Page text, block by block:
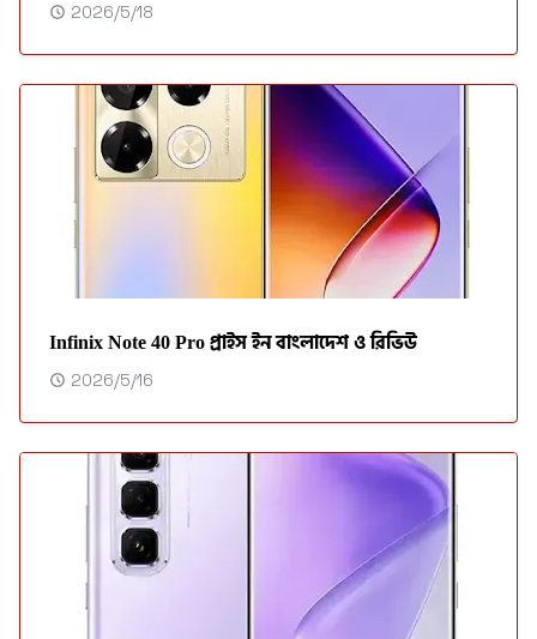
2026/5/18
Infinix Note 40 Pro প্রাইস ইন বাংলাদেশ ও রিভিউ
2026/5/16